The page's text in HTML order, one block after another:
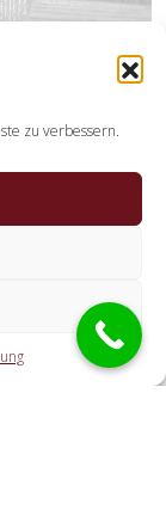
zu verbessern.
welche
Hierzu zählt die